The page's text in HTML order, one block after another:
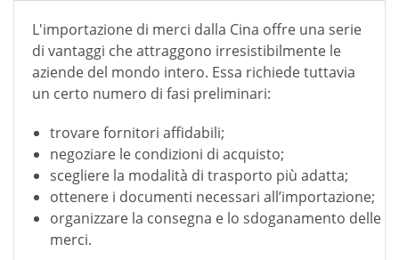
L'importazione di merci dalla Cina offre una serie
di vantaggi che attraggono irresistibilmente le
aziende del mondo intero. Essa richiede tuttavia
un certo numero di fasi preliminari:
trovare fornitori affidabili;
negoziare le condizioni di acquisto;
scegliere la modalità di trasporto più adatta;
ottenere i documenti necessari all’importazione;
organizzare la consegna e lo sdoganamento delle
merci.